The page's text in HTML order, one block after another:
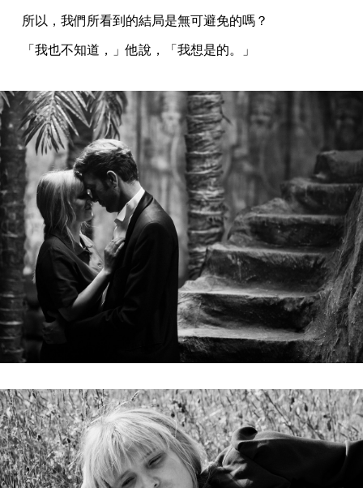
所以，我們所看到的結局是無可避免的嗎？
「我也不知道，」他說，「我想是的。」